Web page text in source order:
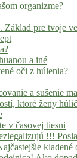
organizme?
Základ pre tvoje
a iné
oči z húlenia?
a sušenie
ktoré ženy
v časovej tiesni
!!!
kladené